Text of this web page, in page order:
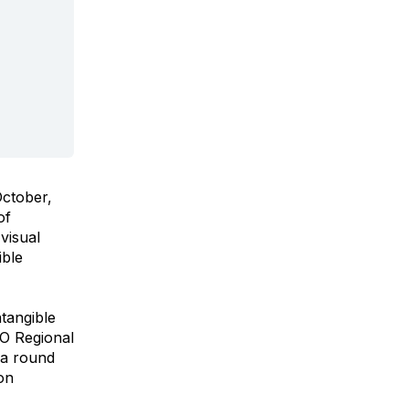
Regional
round